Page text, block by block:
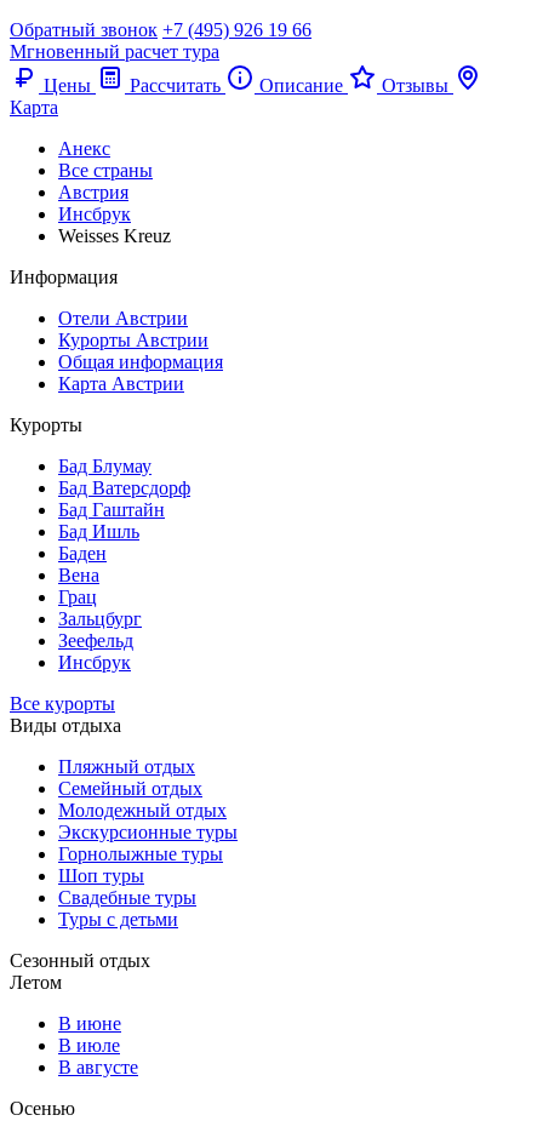
Обратный звонок +7 (495) 926 19 66
Мгновенный расчет тура
Цены
Рассчитать Описание
Отзывы
Карта
Анекс
Все страны
Австрия
Инсбрук
Weisses Kreuz
Информация
Отели Австрии
Курорты Австрии
Общая информация
Карта Австрии
Курорты
Бад Блумау
Бад Ватерсдорф
Бад Гаштайн
Бад Ишль
Баден
Вена
Грац
Зальцбург
Зеефельд
Инсбрук
Все курорты
Виды отдыха
Пляжный отдых
Семейный отдых
Молодежный отдых
Экскурсионные туры
Горнолыжные туры
Шоп туры
Свадебные туры
Туры с детьми
Сезонный отдых
Летом
В июне
В июле
В августе
Осенью